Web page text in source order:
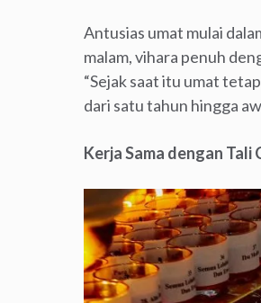
Antusias umat mulai
malam, vihara penuh
“Sejak saat itu umat
dari satu tahun hingga
Kerja Sama dengan Tali